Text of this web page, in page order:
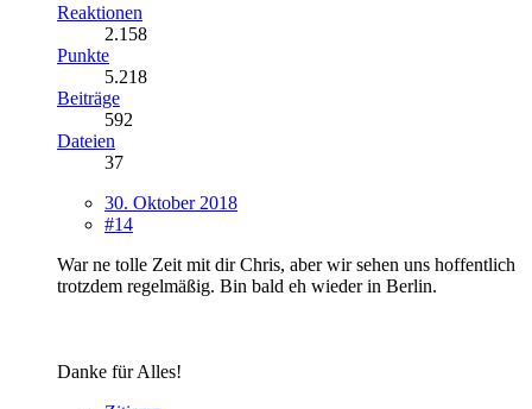
Reaktionen
2.158
Punkte
5.218
Beiträge
592
Dateien
37
30. Oktober 2018
#14
War ne tolle Zeit mit dir Chris, aber wir sehen uns hoffentlich
trotzdem regelmäßig. Bin bald eh wieder in Berlin.
Danke für Alles!